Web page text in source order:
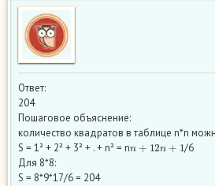
Ответ:
204
Пошаговое объяснение:
количество квадратов в таблице n*n
S = 1² + 2² + 3² + . + n² = n
2 n+
/6
Для 8*8:
S = 8*9*17/6 = 204